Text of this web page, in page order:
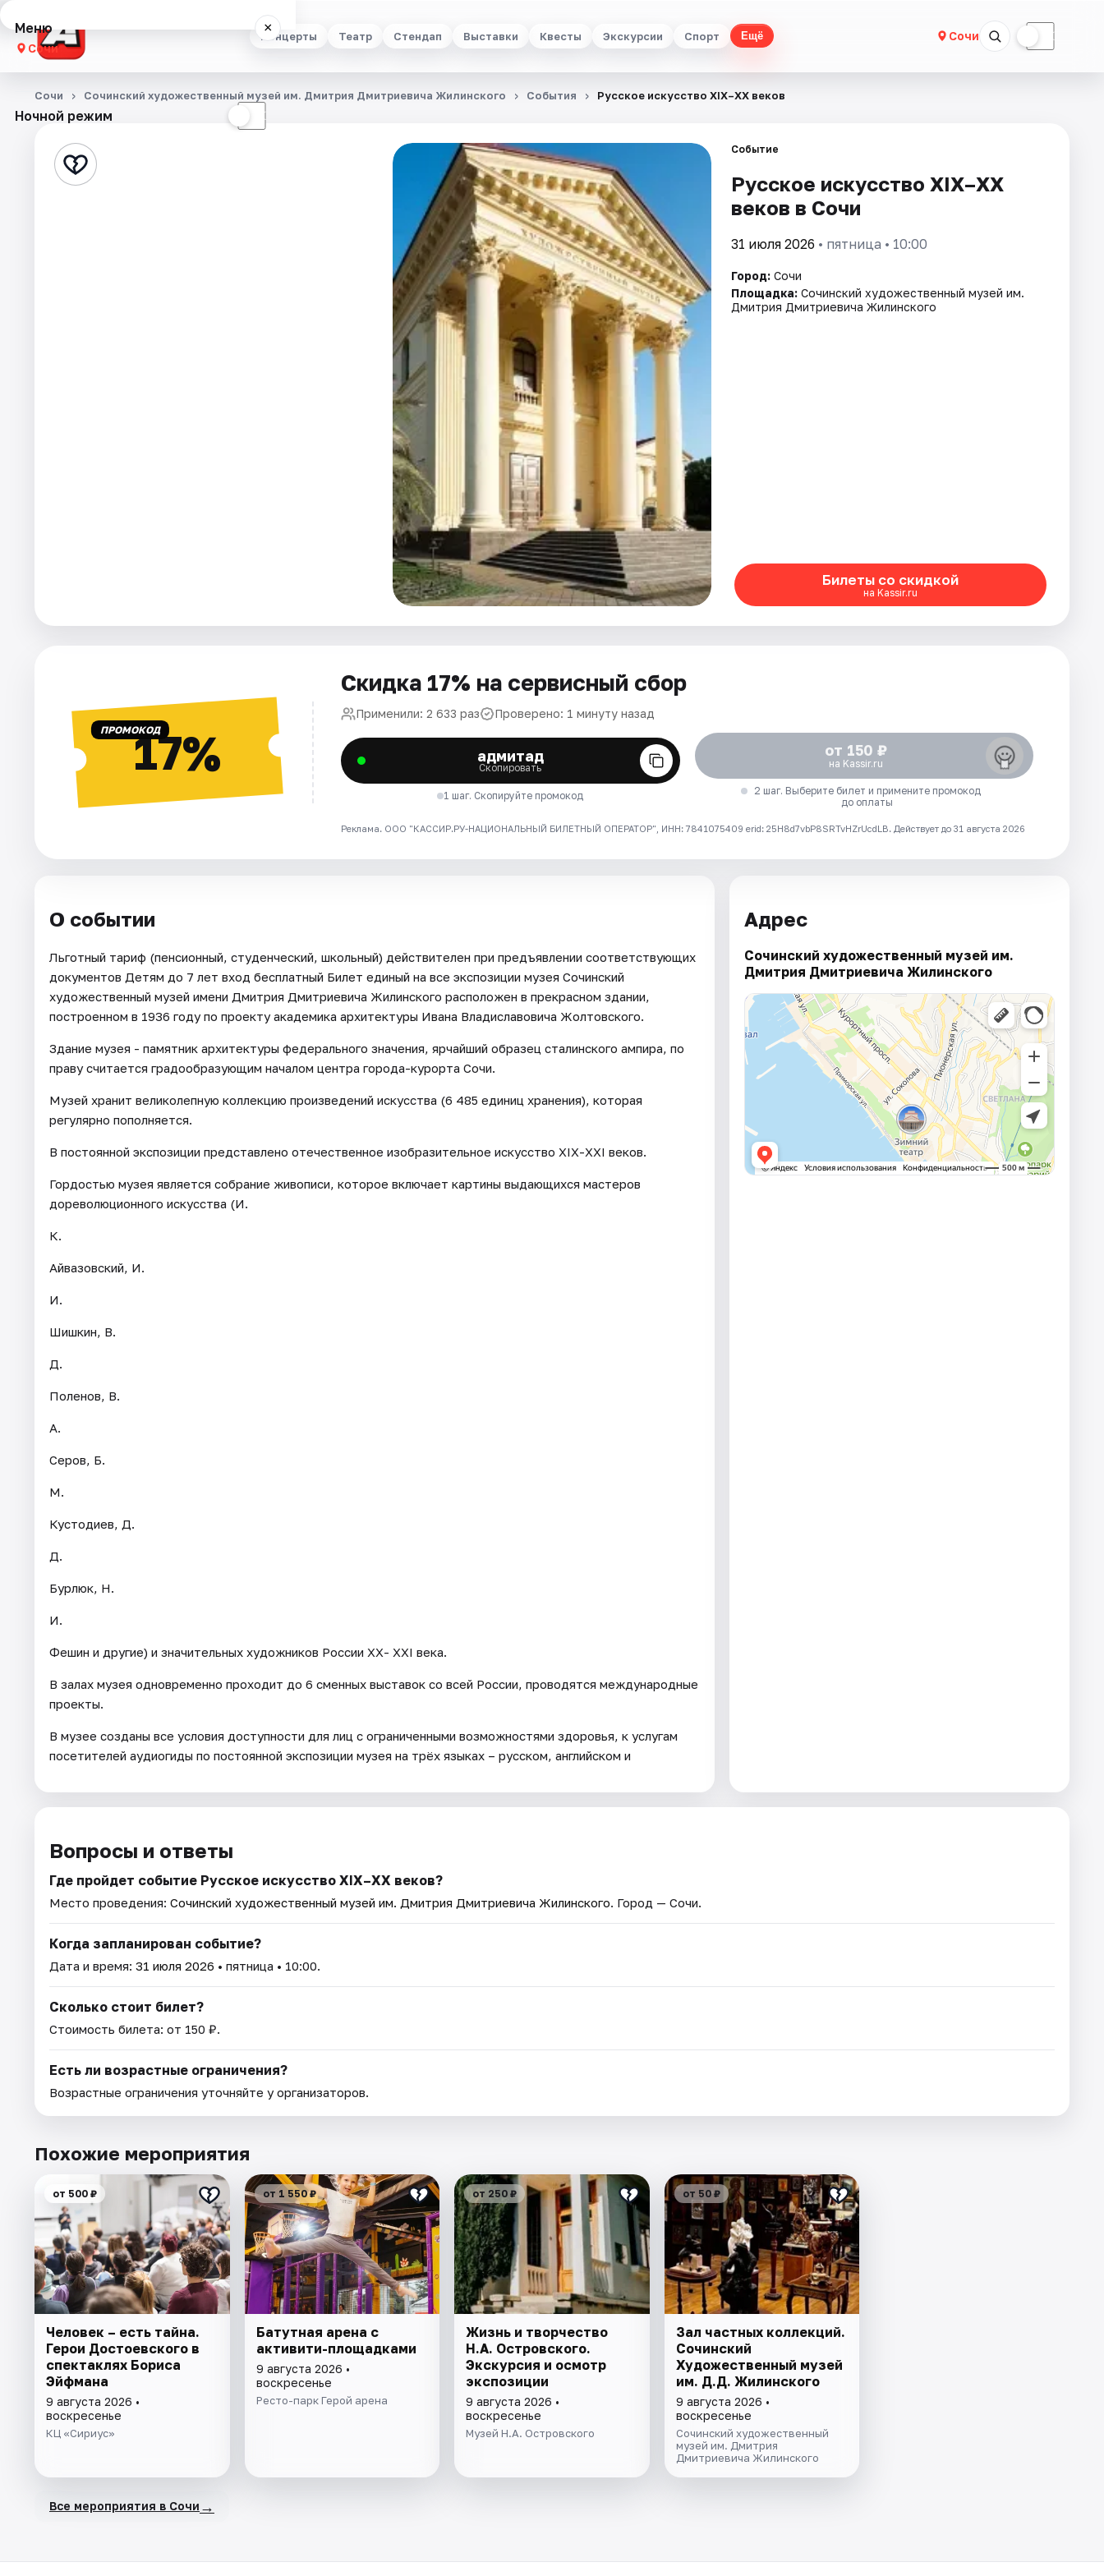
Концерты Театр Стендап Выставки Квесты Экскурсии Спорт Ещё Сочи ☾
Меню ×
Сочи
Концерты
Стендап
Ночной режим ☾
Сочи Сочинский художественный музей им. Дмитрия Дмитриевича Жилинского События Русское искусство XIX–XX веков
Событие
Русское искусство XIX–XX
веков в Сочи
31 июля 2026 • пятница • 10:00
Город: Сочи
Площадка: Сочинский художественный музей им.
Дмитрия Дмитриевича Жилинского
Билеты со скидкой
на Kassir.ru
ПРОМОКОД17%
Скидка 17% на сервисный сбор
Применили: 2 633 раз Проверено: 1 минуту назад
адмитад
Скопировать
1 шаг. Скопируйте промокод
от 150 ₽
на Kassir.ru
2 шаг. Выберите билет и примените промокод
до оплаты
Реклама. ООО "КАССИР.РУ-НАЦИОНАЛЬНЫЙ БИЛЕТНЫЙ ОПЕРАТОР", ИНН: 7841075409 erid: 25H8d7vbP8SRTvHZrUcdLB. Действует до 31 августа 2026
О событии
Льготный тариф (пенсионный, студенческий, школьный) действителен при предъявлении соответствующих
документов Детям до 7 лет вход бесплатный Билет единый на все экспозиции музея Сочинский
художественный музей имени Дмитрия Дмитриевича Жилинского расположен в прекрасном здании,
построенном в 1936 году по проекту академика архитектуры Ивана Владиславовича Жолтовского.
Здание музея - памятник архитектуры федерального значения, ярчайший образец сталинского ампира, по
праву считается градообразующим началом центра города-курорта Сочи.
Музей хранит великолепную коллекцию произведений искусства (6 485 единиц хранения), которая
регулярно пополняется.
В постоянной экспозиции представлено отечественное изобразительное искусство ХIХ-ХХI веков.
Гордостью музея является собрание живописи, которое включает картины выдающихся мастеров
дореволюционного искусства (И.
К.
Айвазовский, И.
И.
Шишкин, В.
Д.
Поленов, В.
А.
Серов, Б.
М.
Кустодиев, Д.
Д.
Бурлюк, Н.
И.
Фешин и другие) и значительных художников России ХХ- ХХI века.
В залах музея одновременно проходит до 6 сменных выставок со всей России, проводятся международные
проекты.
В музее созданы все условия доступности для лиц с ограниченными возможностями здоровья, к услугам
посетителей аудиогиды по постоянной экспозиции музея на трёх языках – русском, английском и
Адрес
Сочинский художественный музей им.
Дмитрия Дмитриевича Жилинского
Вопросы и ответы
Где пройдет событие Русское искусство XIX–XX веков?
Место проведения: Сочинский художественный музей им. Дмитрия Дмитриевича Жилинского. Город — Сочи.
Когда запланирован событие?
Дата и время: 31 июля 2026 • пятница • 10:00.
Сколько стоит билет?
Стоимость билета: от 150 ₽.
Есть ли возрастные ограничения?
Возрастные ограничения уточняйте у организаторов.
Похожие мероприятия
от 500 ₽
Человек – есть тайна.
Герои Достоевского в
спектаклях Бориса
Эйфмана
9 августа 2026 •
воскресенье
КЦ «Сириус»
от 1 550 ₽
Батутная арена с
активити-площадками
9 августа 2026 •
воскресенье
Ресто-парк Герой арена
от 250 ₽
Жизнь и творчество
Н.А. Островского.
Экскурсия и осмотр
экспозиции
9 августа 2026 •
воскресенье
Музей Н.А. Островского
от 50 ₽
Зал частных коллекций.
Сочинский
Художественный музей
им. Д.Д. Жилинского
9 августа 2026 •
воскресенье
Сочинский художественный
музей им. Дмитрия
Дмитриевича Жилинского
Все мероприятия в Сочи →